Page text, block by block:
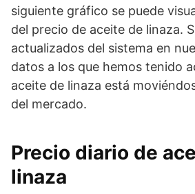
siguiente gráfico se puede
del precio de aceite de linaza.
actualizados del sistema en
datos a los que hemos tenido
aceite de linaza está
del mercado.
Precio diario de
linaza